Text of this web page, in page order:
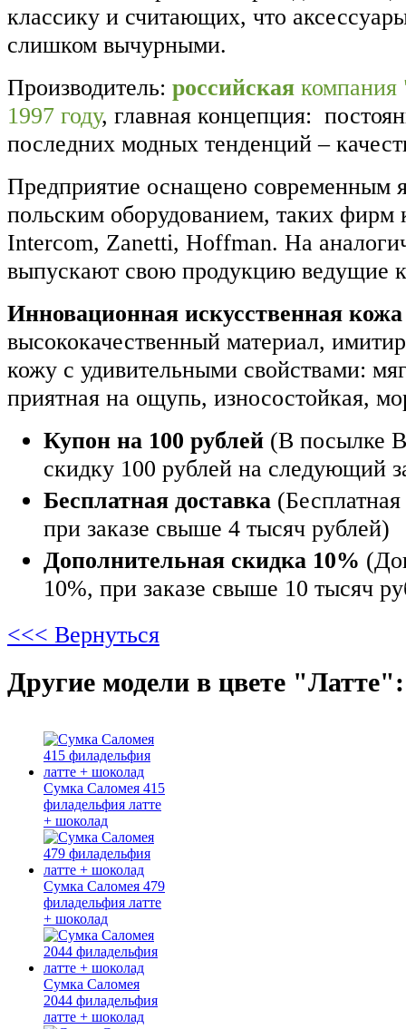
классику и считающих, что
слишком вычурными.
Производитель: российская
1997 году, главная концепция:
последних модных тенденций –
Предприятие оснащено современным
польским оборудованием, таких фирм
Intercom, Zanetti, Hoffman. На
выпускают свою продукцию ведущие
Инновационная искусственная
высококачественный материал,
кожу с удивительными свойствами:
приятная на ощупь, износостойкая,
Купон на 100 рублей (В посылке
скидку 100 рублей на следующий
Бесплатная доставка
при заказе свыше 4 тысяч рублей)
Дополнительная скидка 10%
10%, при заказе свыше 10 тысяч
<<< Вернуться
Другие модели в цвете "Латте":
Сумка Саломея 415
филадельфия латте
+ шоколад
Сумка Саломея 479
филадельфия латте
+ шоколад
Сумка Саломея
2044 филадельфия
латте + шоколад